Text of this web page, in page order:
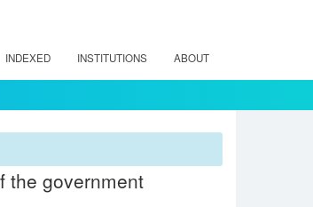
INDEXED INSTITUTIONS ABOUT
the government